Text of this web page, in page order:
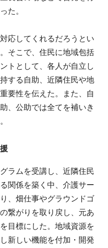
た。
応してくれるだろうとい
そこで、住民に地域包括
トとして、各人が自立し
する自助、近隣住民や地
要性を伝えた。また、自
、公助では全てを補いき
ラムを受講し、近隣住民
関係を築く中、介護サー
、畑仕事やグラウンドゴ
繋がりを取り戻し、元あ
目標にした。地域資源を
新しい機能を付加・開発